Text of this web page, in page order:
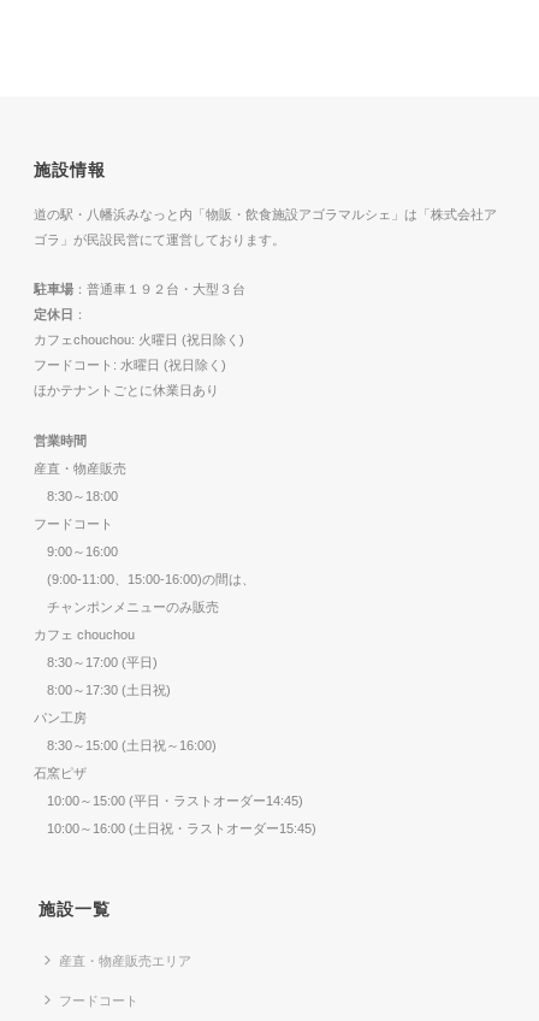
施設情報
道の駅・八幡浜みなっと内「物販・飲食施設アゴラマルシェ」は「株式会社ア
ゴラ」が民設民営にて運営しております。
駐車場 ：普通車１９２台・大型３台
定休日 ：
カフェchouchou: 火曜日 (祝日除く)
フードコート: 水曜日 (祝日除く)
ほかテナントごとに休業日あり
営業時間
産直・物産販売
8:30～18:00
フードコート
9:00～16:00
(9:00-11:00、15:00-16:00)の間は、
チャンポンメニューのみ販売
カフェ chouchou
8:30～17:00 (平日)
8:00～17:30 (土日祝)
パン工房
8:30～15:00 (土日祝～16:00)
石窯ピザ
10:00～15:00 (平日・ラストオーダー14:45)
10:00～16:00 (土日祝・ラストオーダー15:45)
施設一覧
産直・物産販売エリア
フードコート